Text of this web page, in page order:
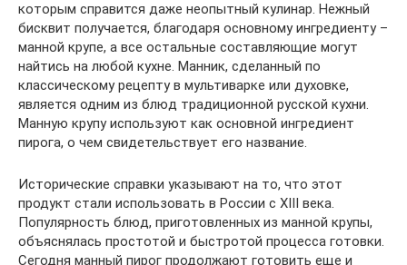
которым справится даже неопытный кулинар. Нежный
бисквит получается, благодаря основному ингредиенту –
манной крупе, а все остальные составляющие могут
найтись на любой кухне. Манник, сделанный по
классическому рецепту в мультиварке или духовке,
является одним из блюд традиционной русской кухни.
Манную крупу используют как основной ингредиент
пирога, о чем свидетельствует его название.
Исторические справки указывают на то, что этот
продукт стали использовать в России с XIII века.
Популярность блюд, приготовленных из манной крупы,
объяснялась простотой и быстротой процесса готовки.
Сегодня манный пирог продолжают готовить еще и